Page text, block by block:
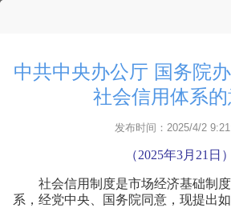
中共中央办公厅 国务院
社会信用体系
发布时间：2025/4/2
（2025年3月21日）
社会信用制度是市场经济基础制
系，经党中央、国务院同意，现提出如